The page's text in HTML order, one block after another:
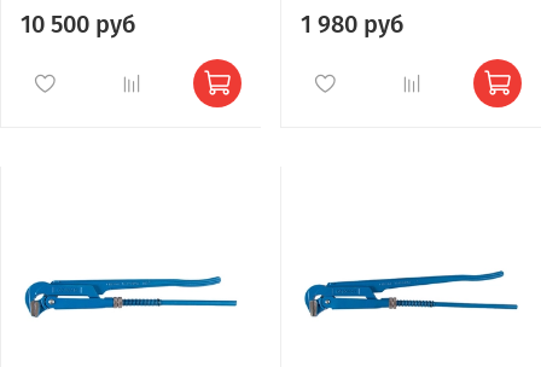
10 500 руб 1 980 руб